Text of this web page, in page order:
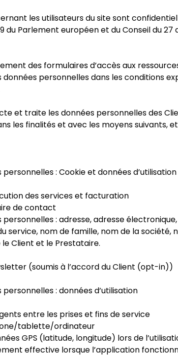
les utilisateurs du site sont
du Parlement européen et du Conseil du 27
des formulaires d’accès aux
personnelles dans les conditions
et traite les données personnelles des
les finalités et avec les moyens suivants,
: Cookie et données d’utilisation
des services et facturation
de contact
: adresse, adresse
service, nom de famille, nom de la
Client et le Prestataire.
(soumis à l’accord du Client (opt-in))
: données d’utilisation
entre les prises et fins de service
tablette/ordinateur
GPS (latitude, longitude) lors de
effective lorsque l’application